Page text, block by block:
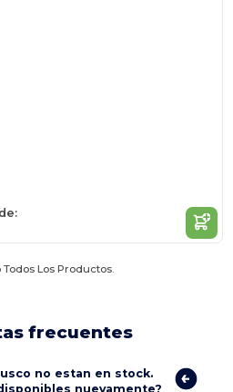
Los Productos.
frecuentes
no estan en stock.
nuevamente?